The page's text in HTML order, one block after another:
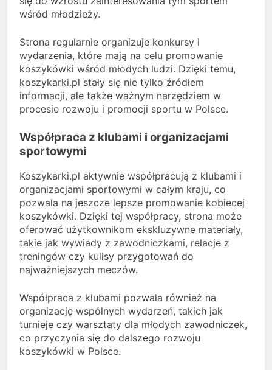
wśród młodzieży.
Strona regularnie organizuje konkursy i
wydarzenia, które mają na celu promowanie
koszykówki wśród młodych ludzi. Dzięki temu,
koszykarki.pl stały się nie tylko źródłem
informacji, ale także ważnym narzędziem w
procesie rozwoju i promocji sportu w Polsce.
Współpraca z klubami i organizacjami
sportowymi
Koszykarki.pl aktywnie współpracują z klubami i
organizacjami sportowymi w całym kraju, co
pozwala na jeszcze lepsze promowanie kobiecej
koszykówki. Dzięki tej współpracy, strona może
oferować użytkownikom ekskluzywne materiały,
takie jak wywiady z zawodniczkami, relacje z
treningów czy kulisy przygotowań do
najważniejszych meczów.
Współpraca z klubami pozwala również na
organizację wspólnych wydarzeń, takich jak
turnieje czy warsztaty dla młodych zawodniczek,
co przyczynia się do dalszego rozwoju
koszykówki w Polsce.